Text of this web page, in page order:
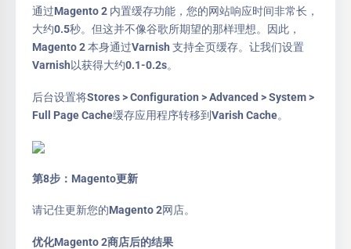
通过Magento 2 内置缓存功能，您的网站响应时间非常长，
大约0.5秒。但这并不像谷歌所期望的那样理想。因此，
Magento 2 本身通过Varnish 支持全页缓存。让我们设置
Varnish以获得大约0.1-0.2s。
后台设置将Stores > Configuration > Advanced > System >
Full Page Cache缓存应用程序转移到Varish Cache。
第8步：Magento更新
请记住更新您的Magento 2网店。
优化Magento 2商店后的结果